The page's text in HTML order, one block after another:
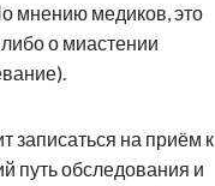
мнению медиков, это
о миастении
записаться на приём к
путь обследования и